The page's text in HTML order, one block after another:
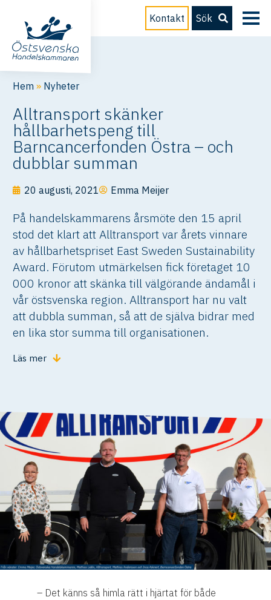
Kontakt Sök
Hem » Nyheter
Alltransport skänker
hållbarhetspeng till
Barncancerfonden Östra – och
dubblar summan
20 augusti, 2021 Emma Meijer
På handelskammarens årsmöte den 15 april
stod det klart att Alltransport var årets vinnare
av hållbarhetspriset East Sweden Sustainability
Award. Förutom utmärkelsen fick företaget 10
000 kronor att skänka till välgörande ändamål i
vår östsvenska region. Alltransport har nu valt
att dubbla summan, så att de själva bidrar med
en lika stor summa till organisationen.
Läs mer
– Det känns så himla rätt i hjärtat för både